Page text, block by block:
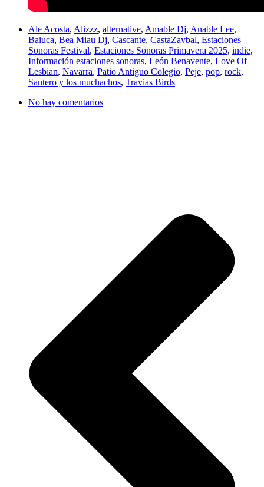
Ale Acosta, Alizzz, alternative, Amable Dj, Anable Lee,
Baiuca, Bea Miau Dj, Cascante, CastaZavbal, Estaciones
Sonoras Festival, Estaciones Sonoras Primavera 2025, indie,
Información estaciones sonoras, León Benavente, Love Of
Lesbian, Navarra, Patio Antiguo Colegio, Peje, pop, rock,
Santero y los muchachos, Travias Birds
No hay comentarios